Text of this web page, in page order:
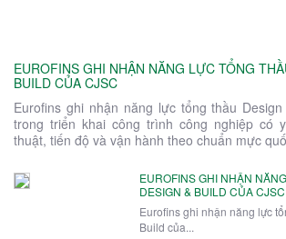
EUROFINS GHI NHẬN NĂNG LỰC TỔNG
BUILD CỦA CJSC
Eurofins ghi nhận năng lực tổng thầu
trong triển khai công trình công nghiệp có
thuật, tiến độ và vận hành theo chuẩn mực
EUROFINS GHI NHẬN
DESIGN & BUILD CỦA CJSC
Eurofins ghi nhận năng lực
Build của...